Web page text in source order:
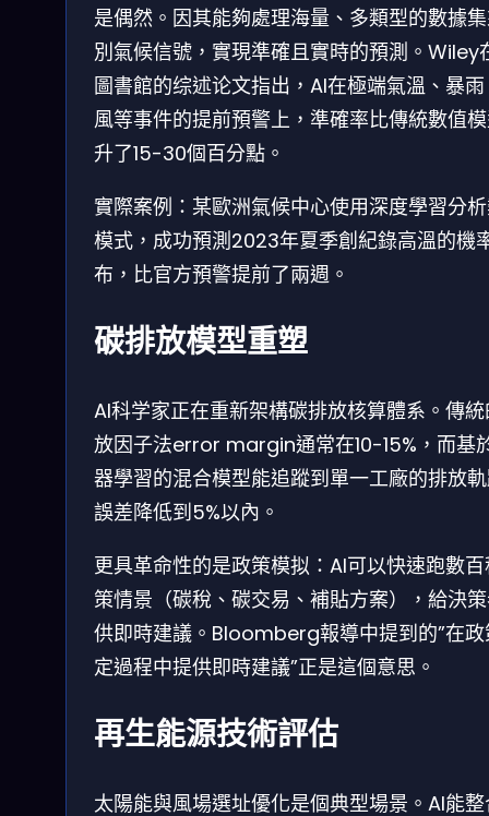
是偶然。因其能夠處理海量、多類型的數據
別氣候信號，實現準確且實時的預測。Wiley
圖書館的综述论文指出，AI在極端氣溫、暴
風等事件的提前預警上，準確率比傳統數值
升了15-30個百分點。
實際案例：某歐洲氣候中心使用深度學習分
模式，成功預測2023年夏季創紀錄高溫的機
布，比官方預警提前了兩週。
碳排放模型重塑
AI科学家正在重新架構碳排放核算體系。傳
放因子法error margin通常在10-15%，而基
器學習的混合模型能追蹤到單一工廠的排放
誤差降低到5%以內。
更具革命性的是政策模拟：AI可以快速跑數
策情景（碳稅、碳交易、補貼方案），給決
供即時建議。Bloomberg報導中提到的”在
定過程中提供即時建議”正是這個意思。
再生能源技術評估
太陽能與風場選址優化是個典型場景。AI能